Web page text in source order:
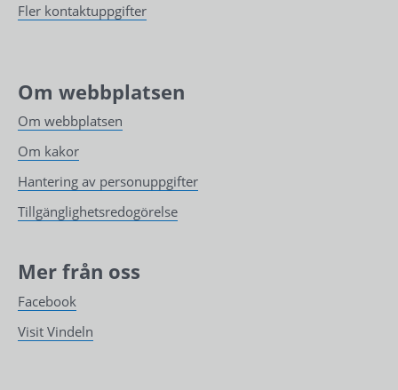
Fler kontaktuppgifter
Om webbplatsen
Om webbplatsen
Om kakor
Hantering av personuppgifter
Tillgänglighetsredogörelse
Mer från oss
Facebook
Visit Vindeln